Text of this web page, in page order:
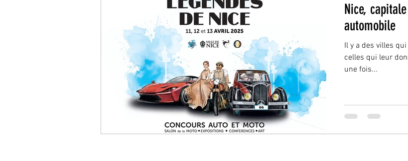
Nice,
automobile
Il y a des villes
celles qui leur
une fois...